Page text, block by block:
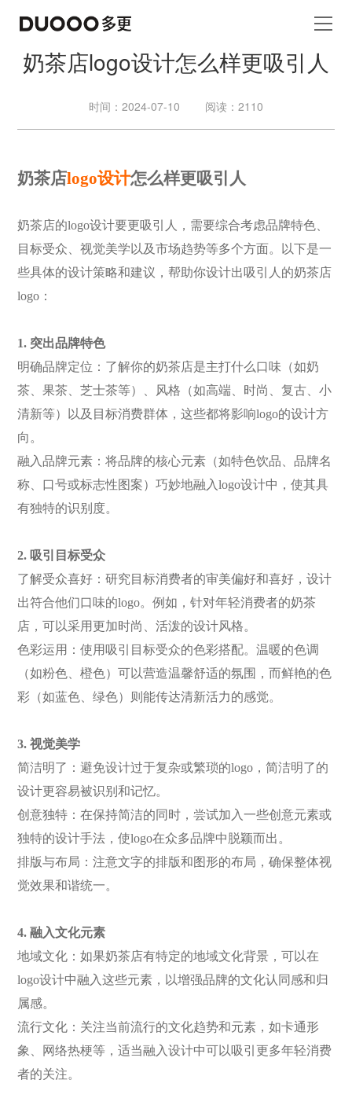
奶茶店logo设计怎么样更吸引人
时间：2024-07-10 阅读：2110
奶茶店logo设计怎么样更吸引人
奶茶店的logo设计要更吸引人，需要综合考虑品牌特色、
目标受众、视觉美学以及市场趋势等多个方面。以下是一
些具体的设计策略和建议，帮助你设计出吸引人的奶茶店
logo：
1. 突出品牌特色
明确品牌定位：了解你的奶茶店是主打什么口味（如奶
茶、果茶、芝士茶等）、风格（如高端、时尚、复古、小
清新等）以及目标消费群体，这些都将影响logo的设计方
向。
融入品牌元素：将品牌的核心元素（如特色饮品、品牌名
称、口号或标志性图案）巧妙地融入logo设计中，使其具
有独特的识别度。
2. 吸引目标受众
了解受众喜好：研究目标消费者的审美偏好和喜好，设计
出符合他们口味的logo。例如，针对年轻消费者的奶茶
店，可以采用更加时尚、活泼的设计风格。
色彩运用：使用吸引目标受众的色彩搭配。温暖的色调
（如粉色、橙色）可以营造温馨舒适的氛围，而鲜艳的色
彩（如蓝色、绿色）则能传达清新活力的感觉。
3. 视觉美学
简洁明了：避免设计过于复杂或繁琐的logo，简洁明了的
设计更容易被识别和记忆。
创意独特：在保持简洁的同时，尝试加入一些创意元素或
独特的设计手法，使logo在众多品牌中脱颖而出。
排版与布局：注意文字的排版和图形的布局，确保整体视
觉效果和谐统一。
4. 融入文化元素
地域文化：如果奶茶店有特定的地域文化背景，可以在
logo设计中融入这些元素，以增强品牌的文化认同感和归
属感。
流行文化：关注当前流行的文化趋势和元素，如卡通形
象、网络热梗等，适当融入设计中可以吸引更多年轻消费
者的关注。